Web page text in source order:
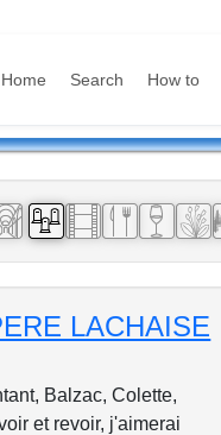
Home Search How to
LACHAISE
Balzac, Colette,
et revoir, j'aimerai